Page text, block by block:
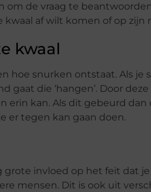
de vraag te
kwaal af wilt komen of op
kwaal
hoe snurken ontstaat. Als
gaat die ‘hangen’. Door
erin kan. Als dit gebeurd
er tegen kan gaan doen.
grote invloed op het feit dat
mensen. Dit is ook uit